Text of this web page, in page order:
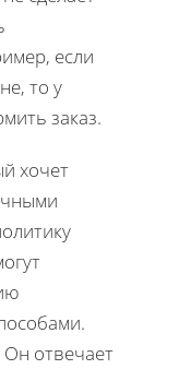
если
то у
заказ.
хочет
Он отвечает